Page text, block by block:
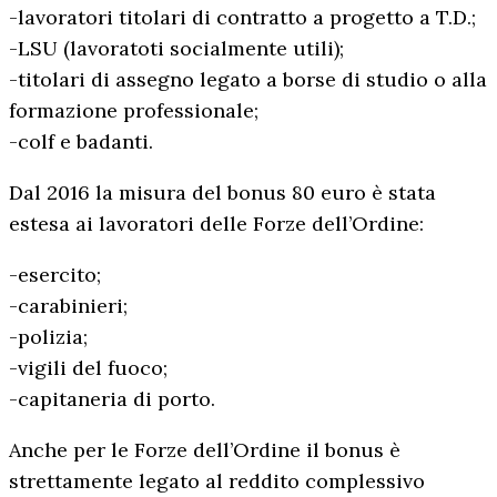
-lavoratori titolari di contratto a progetto a T.D.;
-LSU (lavoratoti socialmente utili);
-titolari di assegno legato a borse di studio o alla
formazione professionale;
-colf e badanti.
Dal 2016 la misura del bonus 80 euro è stata
estesa ai lavoratori delle Forze dell’Ordine:
-esercito;
-carabinieri;
-polizia;
-vigili del fuoco;
-capitaneria di porto.
Anche per le Forze dell’Ordine il bonus è
strettamente legato al reddito complessivo